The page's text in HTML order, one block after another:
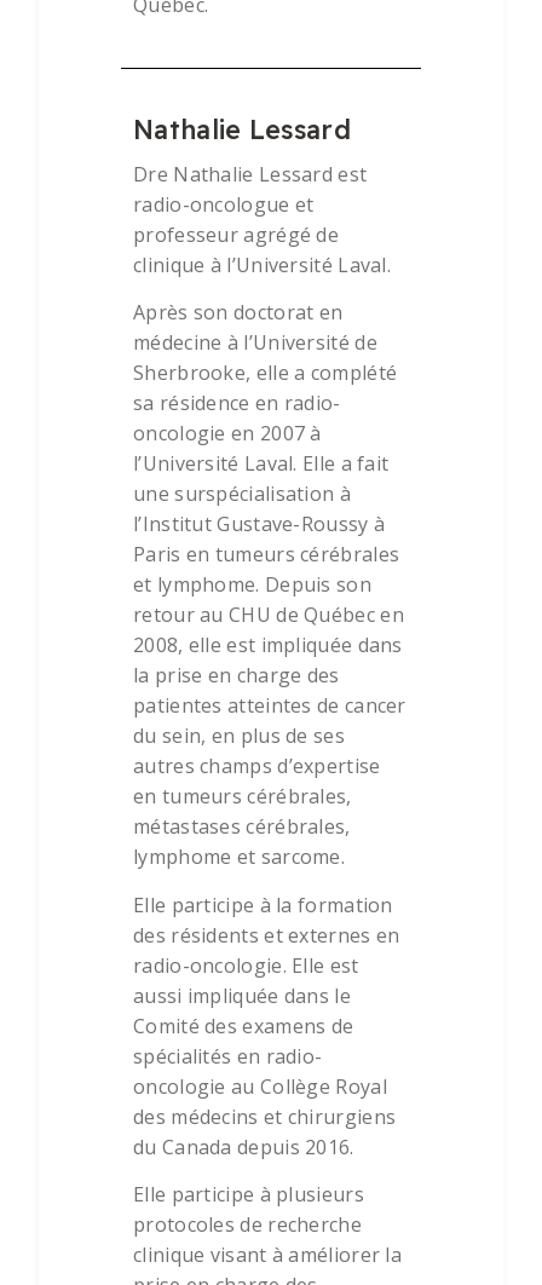
Nathalie Lessard
Dre Nathalie Lessard est
radio-oncologue et
professeur agrégé de
clinique à l’Université Laval.
Après son doctorat en
médecine à l’Université de
Sherbrooke, elle a complété
sa résidence en radio-
oncologie en 2007 à
l’Université Laval. Elle a fait
une surspécialisation à
l’Institut Gustave-Roussy à
Paris en tumeurs cérébrales
et lymphome. Depuis son
retour au CHU de Québec en
2008, elle est impliquée dans
la prise en charge des
patientes atteintes de cancer
du sein, en plus de ses
autres champs d’expertise
en tumeurs cérébrales,
métastases cérébrales,
lymphome et sarcome.
Elle participe à la formation
des résidents et externes en
radio-oncologie. Elle est
aussi impliquée dans le
Comité des examens de
spécialités en radio-
oncologie au Collège Royal
des médecins et chirurgiens
du Canada depuis 2016.
Elle participe à plusieurs
protocoles de recherche
clinique visant à améliorer la